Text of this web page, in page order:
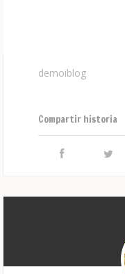
demoiblog
Compartir historia